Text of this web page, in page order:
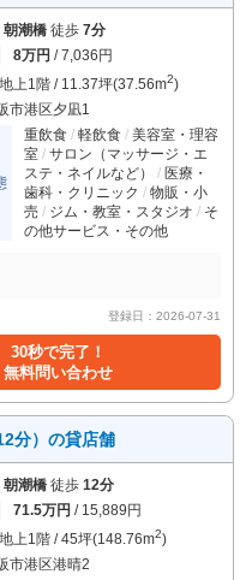
朝潮橋 徒歩 7分
8万円 / 7,036円
地上1階 / 11.37坪(37.56m2)
市港区夕凪1
重飲食 軽飲食
美容室・理容
室
サロン（マッサージ・エ
ステ・ネイルなど）
医療・
歯科・クリニック
物販・小
売
ジム・教室・スタジオ
そ
の他サービス・その他
登録日：2026-07-31
30秒で完了！
無料問い合わせ
分）の貸店舗
朝潮橋 徒歩 12分
71.5万円 / 15,889円
地上1階 / 45坪(148.76m2)
市港区港晴2